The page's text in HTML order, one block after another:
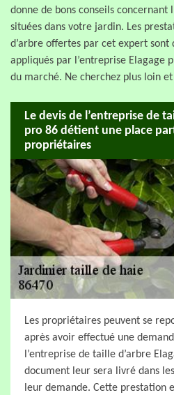
donne de bons conseils concernant
situées dans votre jardin. Les
d’arbre offertes par cet expert
appliqués par l’entreprise Elagage
du marché. Ne cherchez plus loin
Le devis de l’entreprise de
pro 86 détient une place
propriétaires
Les propriétaires peuvent se
après avoir effectué une
l’entreprise de taille d’arbre
document leur sera livré dans
leur demande. Cette prestation